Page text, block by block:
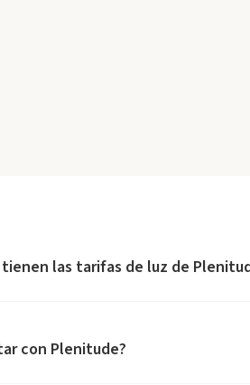
tienen las tarifas de luz de
con Plenitude?